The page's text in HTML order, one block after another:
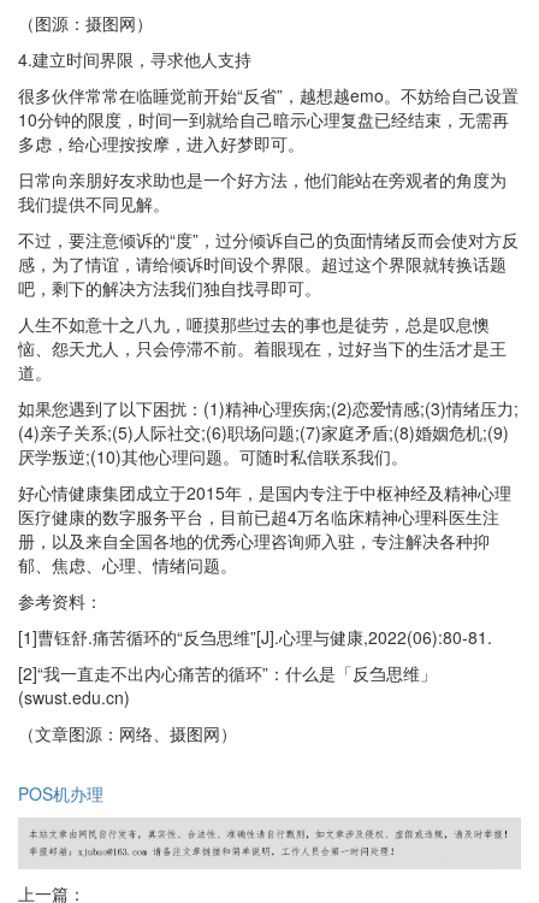
（图源：摄图网）
4.建立时间界限，寻求他人支持
很多伙伴常常在临睡觉前开始“反省”，越想越emo。不妨给自己设置
10分钟的限度，时间一到就给自己暗示心理复盘已经结束，无需再
多虑，给心理按按摩，进入好梦即可。
日常向亲朋好友求助也是一个好方法，他们能站在旁观者的角度为
我们提供不同见解。
不过，要注意倾诉的“度”，过分倾诉自己的负面情绪反而会使对方反
感，为了情谊，请给倾诉时间设个界限。超过这个界限就转换话题
吧，剩下的解决方法我们独自找寻即可。
人生不如意十之八九，咂摸那些过去的事也是徒劳，总是叹息懊
恼、怨天尤人，只会停滞不前。着眼现在，过好当下的生活才是王
道。
如果您遇到了以下困扰：(1)精神心理疾病;(2)恋爱情感;(3)情绪压力;
(4)亲子关系;(5)人际社交;(6)职场问题;(7)家庭矛盾;(8)婚姻危机;(9)
厌学叛逆;(10)其他心理问题。可随时私信联系我们。
好心情健康集团成立于2015年，是国内专注于中枢神经及精神心理
医疗健康的数字服务平台，目前已超4万名临床精神心理科医生注
册，以及来自全国各地的优秀心理咨询师入驻，专注解决各种抑
郁、焦虑、心理、情绪问题。
参考资料：
[1]曹钰舒.痛苦循环的“反刍思维”[J].心理与健康,2022(06):80-81.
[2]“我一直走不出内心痛苦的循环”：什么是「反刍思维」
(swust.edu.cn)
（文章图源：网络、摄图网）
POS机办理
上一篇：